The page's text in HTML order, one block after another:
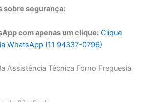
sobre segurança:
com apenas um clique: Clique
WhatsApp (11 94337-0796)
Assistência Técnica Forno Freguesia